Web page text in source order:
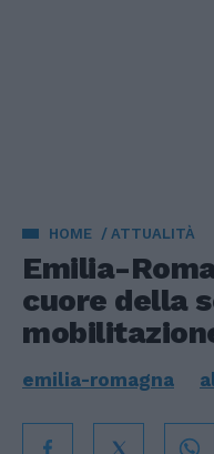
HOME ATTUALITÀ
Emilia-
cuore della
emilia-romagna